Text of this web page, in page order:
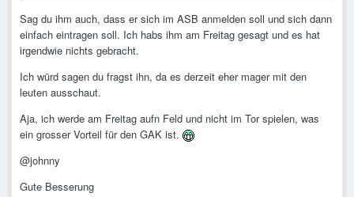
Sag du ihm auch, dass er sich im ASB anmelden soll und sich dann
einfach eintragen soll. Ich habs ihm am Freitag gesagt und es hat
irgendwie nichts gebracht.
Ich würd sagen du fragst ihn, da es derzeit eher mager mit den
leuten ausschaut.
Aja, ich werde am Freitag aufn Feld und nicht im Tor spielen, was
ein grosser Vorteil für den GAK ist.
@johnny
Gute Besserung